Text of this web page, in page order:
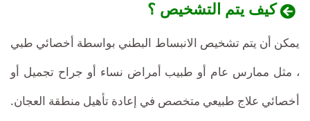
كيف يتم التشخيص ؟
يمكن أن يتم تشخيص الانبساط البطني بواسطة أخصائي طبي
، مثل ممارس عام أو طبيب أمراض نساء أو جراح تجميل أو
أخصائي علاج طبيعي متخصص في إعادة تأهيل منطقة العجان.